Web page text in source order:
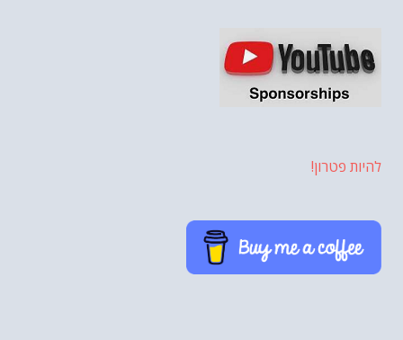
להיות פטרון!